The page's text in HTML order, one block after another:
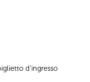
d'ingresso